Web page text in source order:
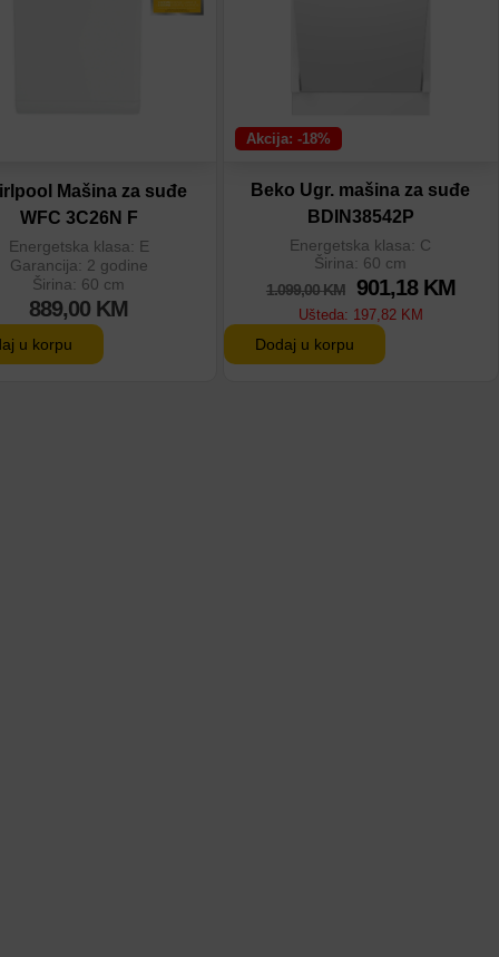
Mašina za suđe
WFC 3C26N F
Energetska klasa: E
Garancija: 2 godine
Širina: 60 cm
889,00 KM
u korpu
Akcija: -18%
Beko Ugr. mašina za suđe
BDIN38542P
Energetska klasa: C
Širina: 60 cm
1.099,00KM 901,18 KM
Ušteda: 197,82 KM
Dodaj u korpu